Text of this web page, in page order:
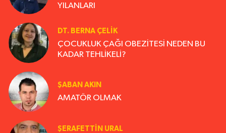
YILANLARI
DT. BERNA ÇELIK
ÇOCUKLUK ÇAĞI OBEZİTESİ NEDEN BU
KADAR TEHLİKELİ?
ŞABAN AKIN
AMATÖR OLMAK
ŞERAFETTIN URAL